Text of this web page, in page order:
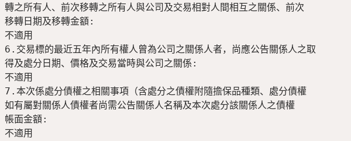
轉之所有人、前次移轉之所有人與公司及交易相對人間相互之關係、前次
移轉日期及移轉金額:
不適用
6.交易標的最近五年內所有權人曾為公司之關係人者，尚應公告關係人之取
得及處分日期、價格及交易當時與公司之關係:
不適用
7.本次係處分債權之相關事項（含處分之債權附隨擔保品種類、處分債權
如有屬對關係人債權者尚需公告關係人名稱及本次處分該關係人之債權
帳面金額:
不適用